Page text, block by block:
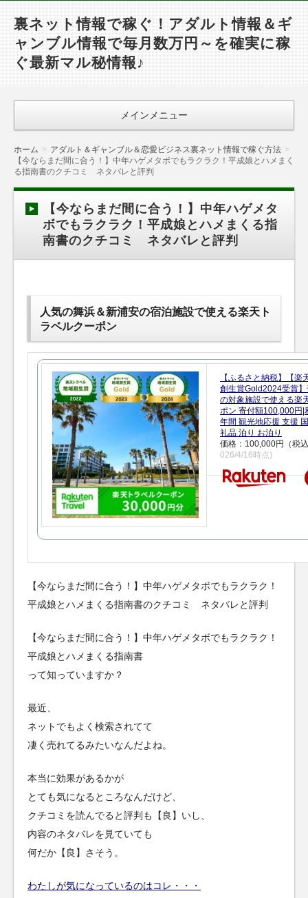
裏ネット情報で稼ぐ！アダルト情報＆ギ
ャンブル情報で毎月数万円～を確実に稼
ぐ最新マル秘情報♪
メインメニュー
ホーム
アダルト＆ギャンブル＆恋愛ビジネス裏ネット情報で稼ぐ方法
【今ならまだ間に合う！】中年ハゲメタボでもラクラク！平成娘とハメまく
る指南書のクチコミ ネタバレと評判
【今ならまだ間に合う！】中年ハゲメタ
ボでもラクラク！平成娘とハメまくる指
南書のクチコミ ネタバレと評判
人気の舞浜＆新浦安の宿泊施設で使える楽天ト
ラベルクーポン
【ふるさと納税】【楽
創生賞Gold2024受賞
の対象施設で使える楽
ポン 寄付額100,000円|
年間 観光地応援 支援
礼品 泊り お泊り
価格：100,000円（税
026/4/16時点)
【今ならまだ間に合う！】中年ハゲメタボでもラクラク！
平成娘とハメまくる指南書のクチコミ ネタバレと評判
【今ならまだ間に合う！】中年ハゲメタボでもラクラク！
平成娘とハメまくる指南書
って知っていますか？
最近、
ネットでもよく検索されてて
凄く売れてるみたいなんだよね。
本当に効果があるかが
とても気になるところなんだけど、
クチコミを読んでると評判も【良】いし、
内容のネタバレを見ていても
何だか【良】さそう。
わたしが気になっているのはコレ・・・